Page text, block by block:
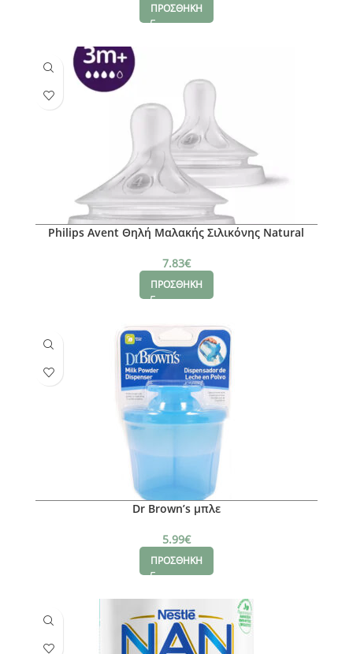
ΠΡΟΣΘΗΚΗ
Philips Avent Θηλή Μαλακής Σιλικόνης Natural
7.83€
ΠΡΟΣΘΗΚΗ
Dr Brown’s μπλε
5.99€
ΠΡΟΣΘΗΚΗ